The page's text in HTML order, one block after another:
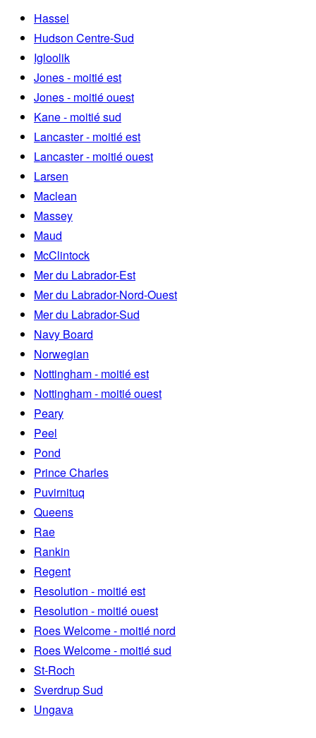
Hassel
Hudson Centre-Sud
Igloolik
Jones - moitié est
Jones - moitié ouest
Kane - moitié sud
Lancaster - moitié est
Lancaster - moitié ouest
Larsen
Maclean
Massey
Maud
McClintock
Mer du Labrador-Est
Mer du Labrador-Nord-Ouest
Mer du Labrador-Sud
Navy Board
Norwegian
Nottingham - moitié est
Nottingham - moitié ouest
Peary
Peel
Pond
Prince Charles
Puvirnituq
Queens
Rae
Rankin
Regent
Resolution - moitié est
Resolution - moitié ouest
Roes Welcome - moitié nord
Roes Welcome - moitié sud
St-Roch
Sverdrup Sud
Ungava